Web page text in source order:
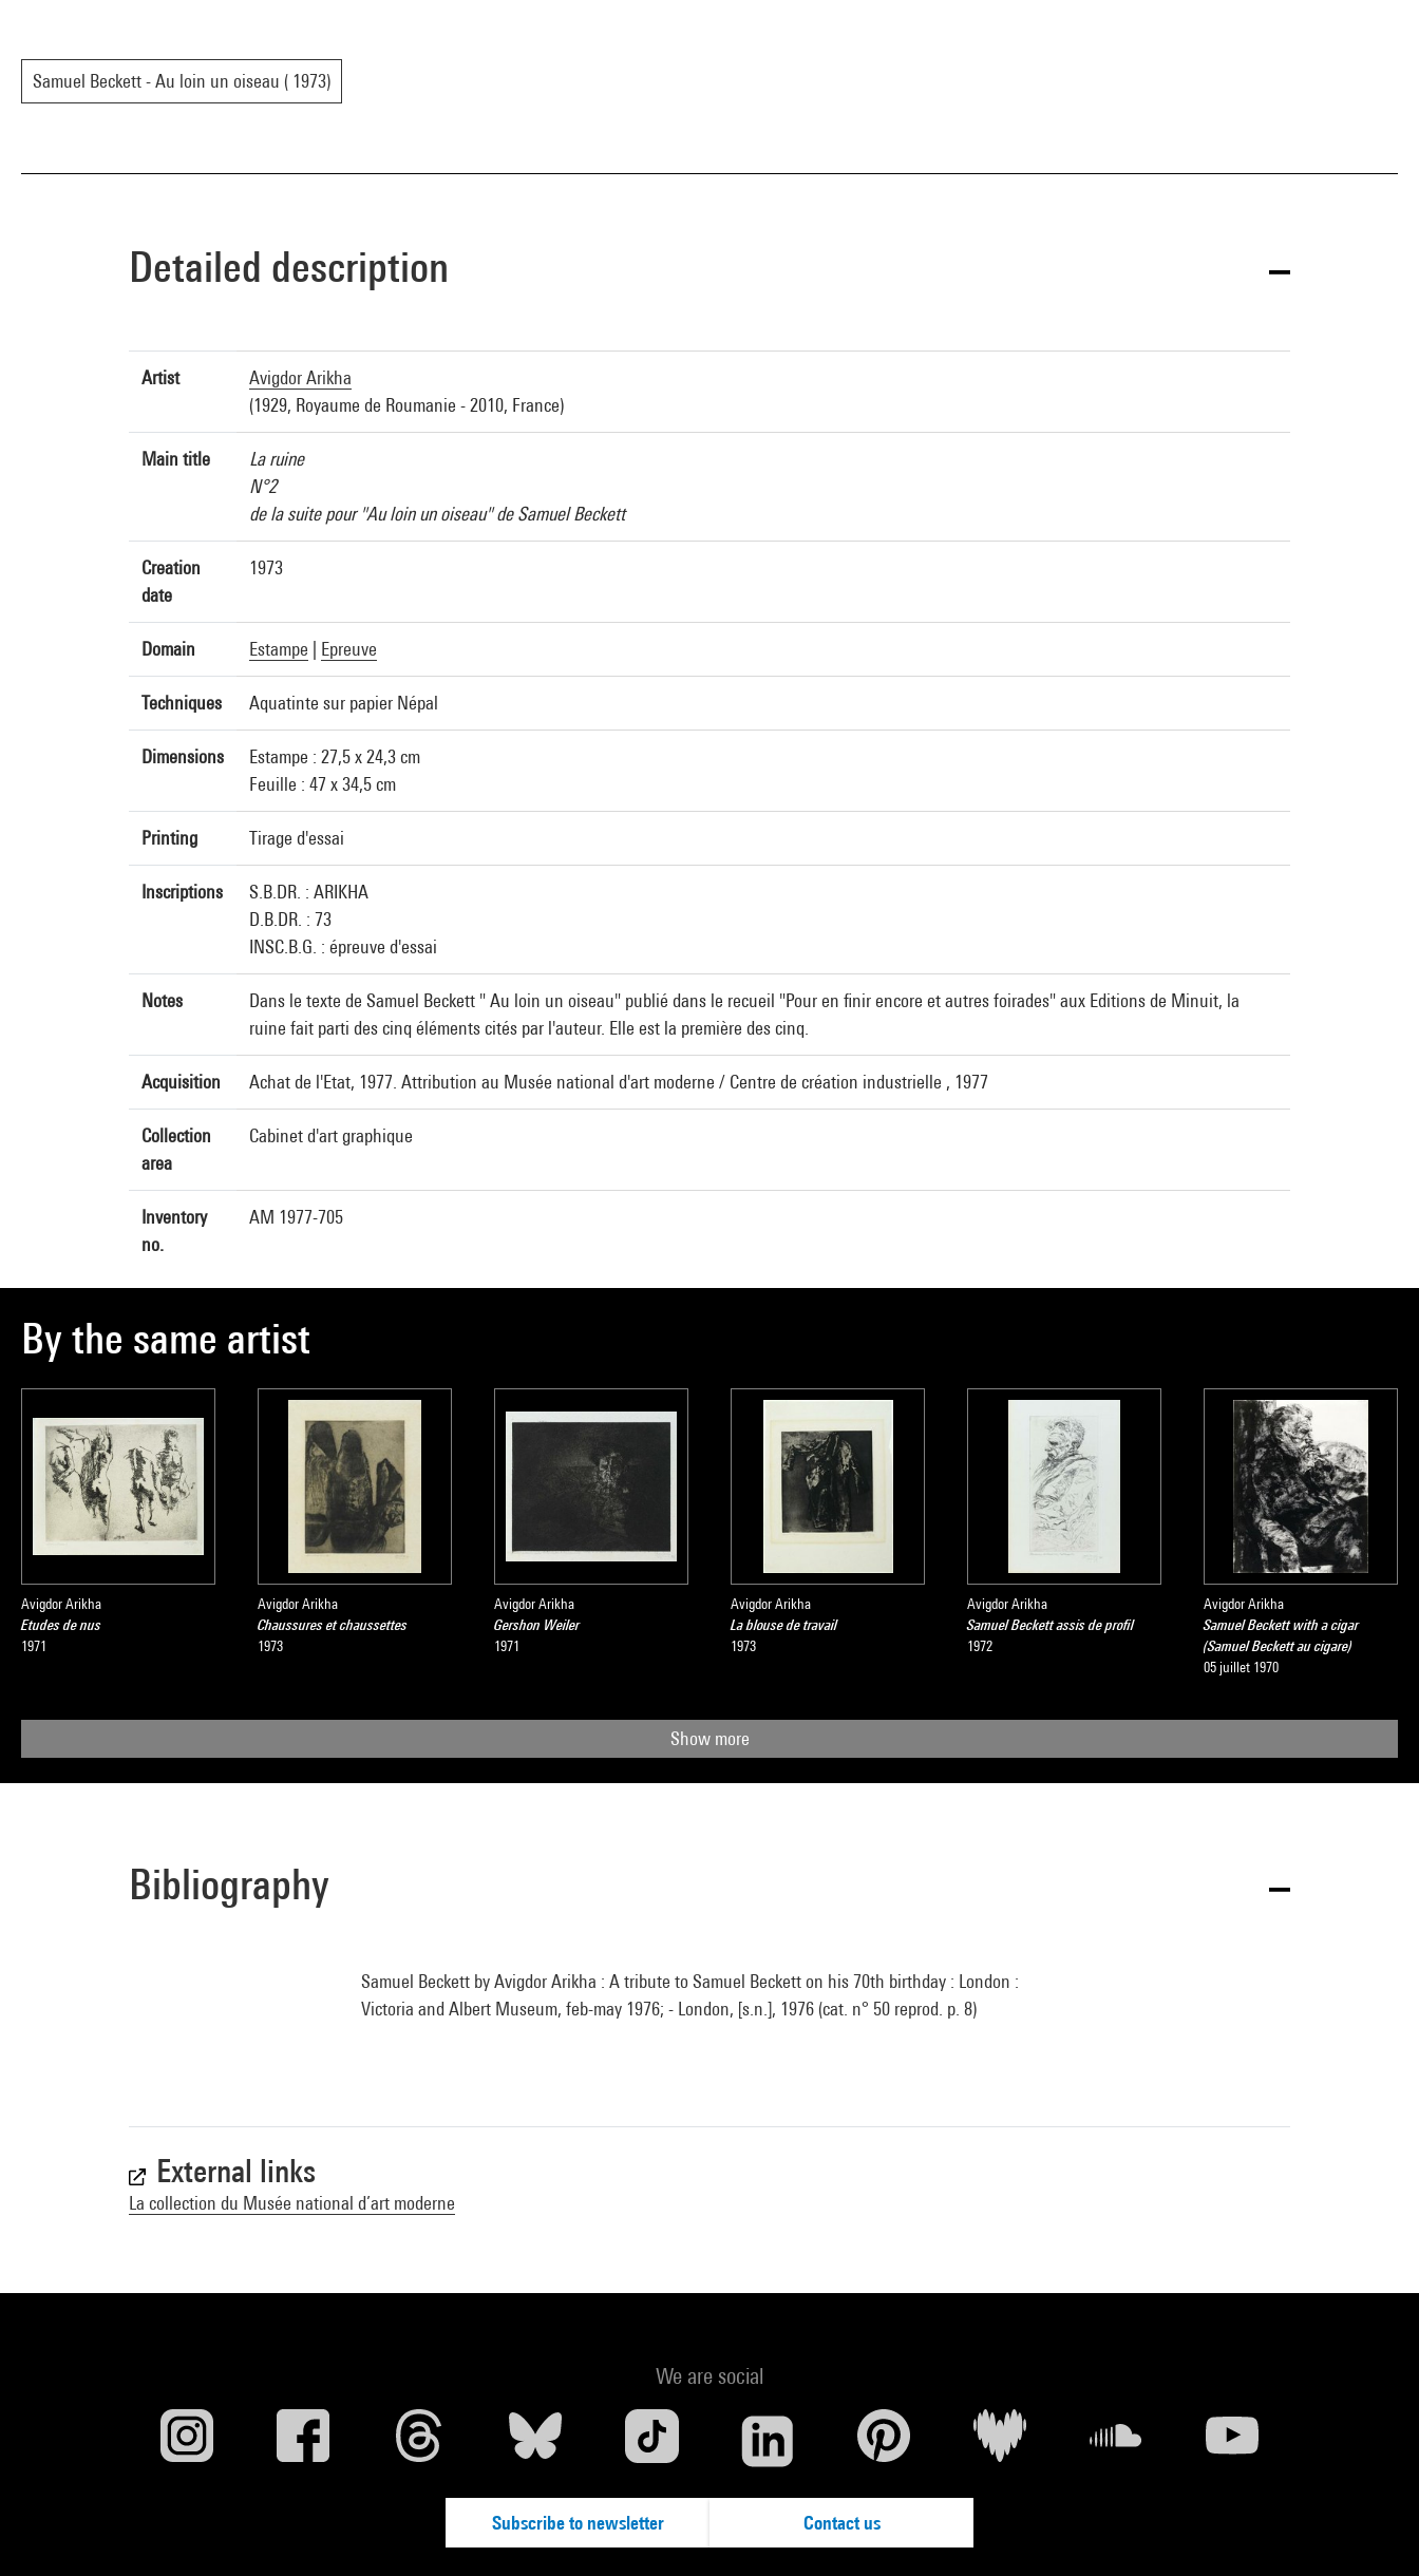
Samuel Beckett - Au loin un oiseau ( 1973)
Detailed description
Artist
Avigdor Arikha
(1929, Royaume de Roumanie - 2010, France)
Main title
La ruine
N°2
de la suite pour "Au loin un oiseau" de Samuel Beckett
Creation
date
1973
Domain Estampe Epreuve
Techniques Aquatinte sur papier Népal
Dimensions
Estampe : 27,5 x 24,3 cm
Feuille : 47 x 34,5 cm
Printing Tirage d'essai
Inscriptions
S.B.DR. : ARIKHA
D.B.DR. : 73
INSC.B.G. : épreuve d'essai
Notes
Dans le texte de Samuel Beckett " Au loin un oiseau" publié dans le recueil "Pour en finir encore et autres foirades" aux Editions de Minuit, la
ruine fait parti des cinq éléments cités par l'auteur. Elle est la première des cinq.
Acquisition Achat de l'Etat, 1977. Attribution au Musée national d'art moderne / Centre de création industrielle , 1977
Collection
area
Cabinet d'art graphique
Inventory
no.
AM 1977-705
By the same artist
Avigdor Arikha
Etudes de nus
1971
Avigdor Arikha
Chaussures et chaussettes
1973
Avigdor Arikha
Gershon Weiler
1971
Avigdor Arikha
La blouse de travail
1973
Avigdor Arikha
Samuel Beckett assis de profil
1972
Avigdor Arikha
Samuel Beckett with a cigar
(Samuel Beckett au cigare)
05 juillet 1970
Show more
Bibliography
Samuel Beckett by Avigdor Arikha : A tribute to Samuel Beckett on his 70th birthday : London :
Victoria and Albert Museum, feb-may 1976; - London, [s.n.], 1976 (cat. n° 50 reprod. p. 8)
External links
La collection du Musée national d’art moderne
We are social
Subscribe to newsletter Contact us